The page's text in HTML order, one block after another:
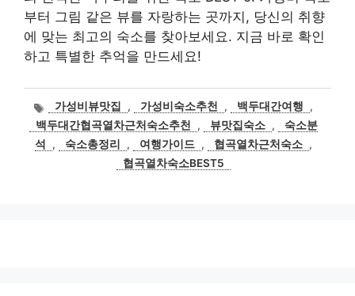
부터 그림 같은 뷰를 자랑하는 곳까지, 당신의 취향
에 맞는 최고의 숙소를 찾아보세요. 지금 바로 확인
하고 특별한 추억을 만드세요!
태
그
가성비뷰맛집 , 가성비숙소추천 , 백두대간여행
,
백두대간협곡열차근처숙소추천
, 뷰맛집숙소 ,
숙소분
석
, 숙소총정리 , 여행가이드 , 협곡열차근처숙소 ,
협곡열차숙소BEST5